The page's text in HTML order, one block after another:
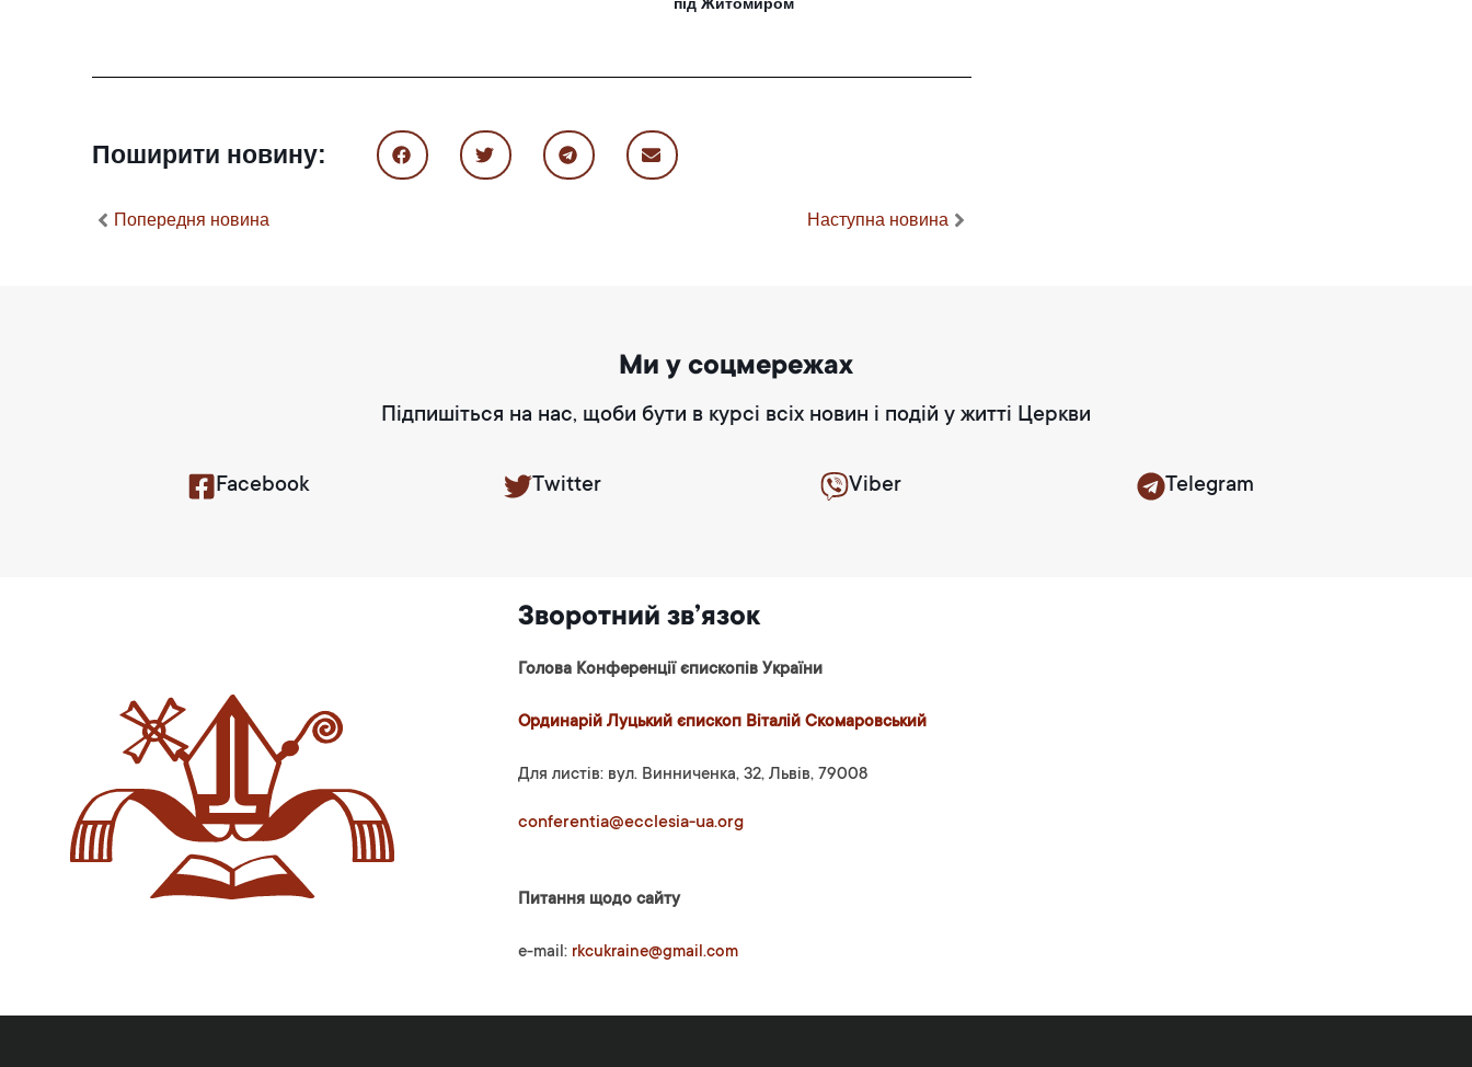
під Житомиром
Поширити новину:
Попередня новина Наступна новина
Ми у соцмережах
Підпишіться на нас, щоби бути в курсі всіх новин і подій у житті Церкви
Facebook Twitter Viber Telegram
Зворотний зв’язок
Голова Конференції єпископів України
Ординарій Луцький єпископ Віталій Скомаровський
Для листів: вул. Винниченка, 32, Львів, 79008
conferentia@ecclesia-ua.org
Питання щодо сайту
e-mail: rkcukraine@gmail.com